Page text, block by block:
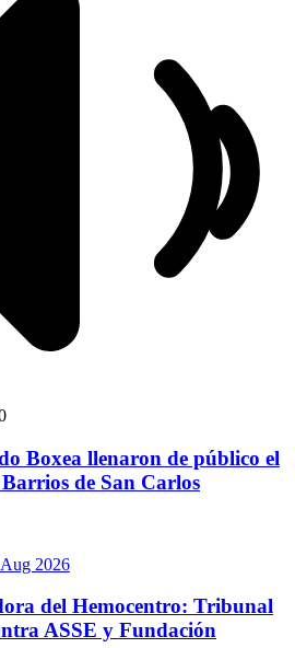
Boxea llenaron de público el
de San Carlos
2026
del Hemocentro: Tribunal
ASSE y Fundación